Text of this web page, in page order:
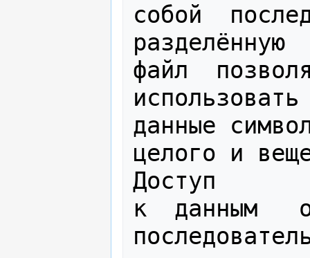
собой
разделённую
файл
использовать
данные
целого и
Доступ
к  данным